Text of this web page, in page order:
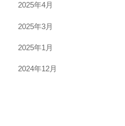
2025年4月
2025年3月
2025年1月
2024年12月